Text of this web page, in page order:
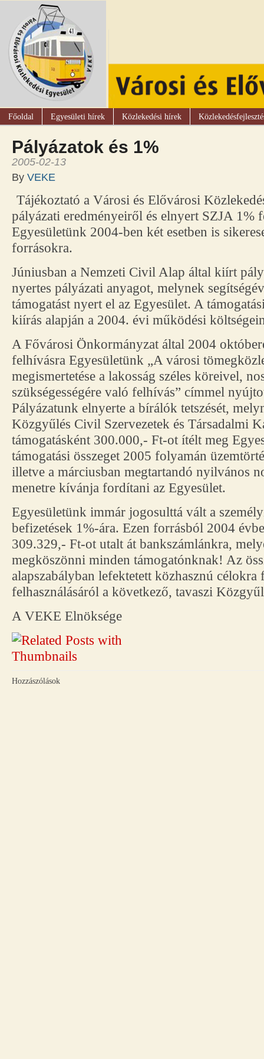
Főoldal Egyesületi hírek Közlekedési hírek
Pályázatok és 1%
2005-02-13
By VEKE
Tájékoztató a Városi és Elővárosi
pályázati eredményeiről és elnyert SZJA 1%
Egyesületünk 2004-ben két esetben is
forrásokra.
Júniusban a Nemzeti Civil Alap által kiírt
nyertes pályázati anyagot, melynek
támogatást nyert el az Egyesület. A
kiírás alapján a 2004. évi működési
A Fővárosi Önkormányzat által 2004
felhívásra Egyesületünk „A városi
megismertetése a lakosság széles köreivel,
szükségességére való felhívás” címmel
Pályázatunk elnyerte a bírálók tetszését,
Közgyűlés Civil Szervezetek és Társadalmi
támogatásként 300.000,- Ft-ot ítélt meg
támogatási összeget 2005 folyamán
illetve a márciusban megtartandó nyilvános
menetre kívánja fordítani az Egyesület.
Egyesületünk immár jogosulttá vált a
befizetések 1%-ára. Ezen forrásból 2004
309.329,- Ft-ot utalt át bankszámlánkra,
megköszönni minden támogatónknak! Az
alapszabályban lefektetett közhasznú
felhasználásáról a következő, tavaszi
A VEKE Elnöksége
Hozzászólások